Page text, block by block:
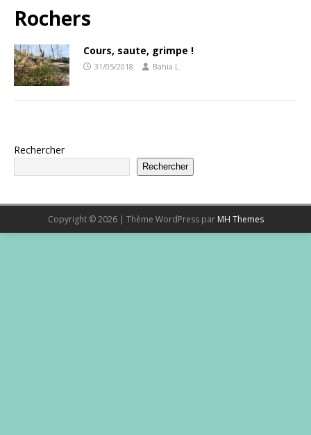
Rochers
Cours, saute, grimpe !
31/05/2018 Bahia L.
Rechercher
Rechercher
Copyright © 2026 | Thème WordPress par MH Themes